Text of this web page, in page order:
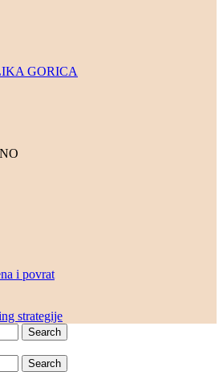
GORICA
i povrat
strategije
Search
Search